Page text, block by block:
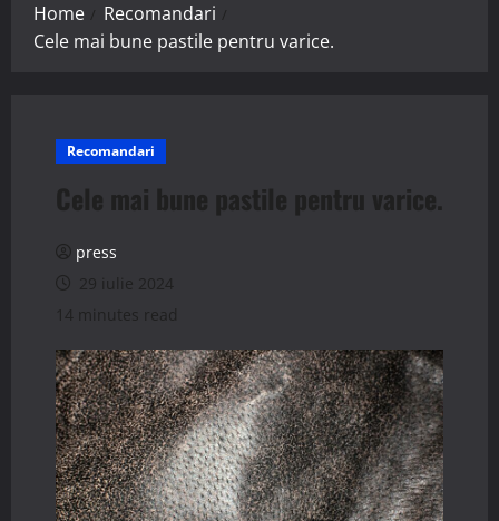
Home
Recomandari
Cele mai bune pastile pentru varice.
Recomandari
Cele mai bune pastile pentru varice.
press
29 iulie 2024
14 minutes read